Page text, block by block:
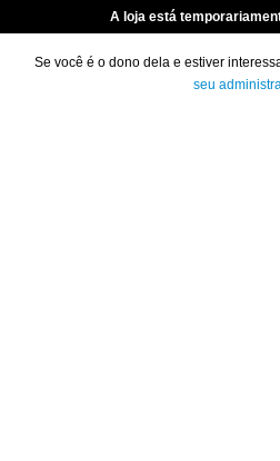
A loja está
Se você é o dono dela e estiver
seu